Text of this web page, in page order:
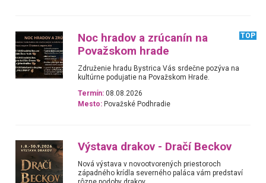
Noc hradov a zrúcanín na
Považskom hrade
TOP
Združenie hradu Bystrica Vás srdečne pozýva na
kultúrne podujatie na Považskom Hrade.
Termín: 08.08.2026
Mesto: Považské Podhradie
Výstava drakov - Dračí Beckov
Nová výstava v novootvorených priestoroch
západného krídla severného paláca vám predstaví